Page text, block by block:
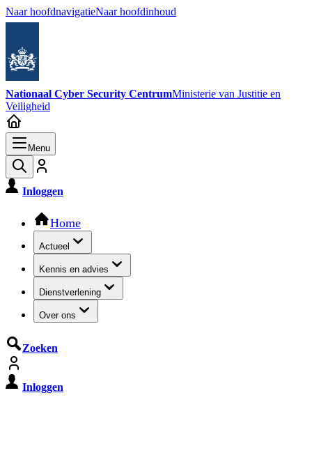
Naar hoofdnavigatieNaar hoofdinhoud
Nationaal Cyber Security CentrumMinisterie van Justitie en
Veiligheid
Menu
Inloggen
Hoofdnavigatie
Home
Actueel
Kennis en advies
Dienstverlening
Over ons
Zoeken
Inloggen